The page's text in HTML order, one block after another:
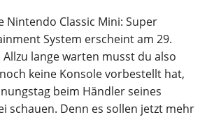
Nintendo Classic Mini: Super
System erscheint am 29.
lange warten musst du also
keine Konsole vorbestellt hat,
beim Händler seines
schauen. Denn es sollen jetzt mehr